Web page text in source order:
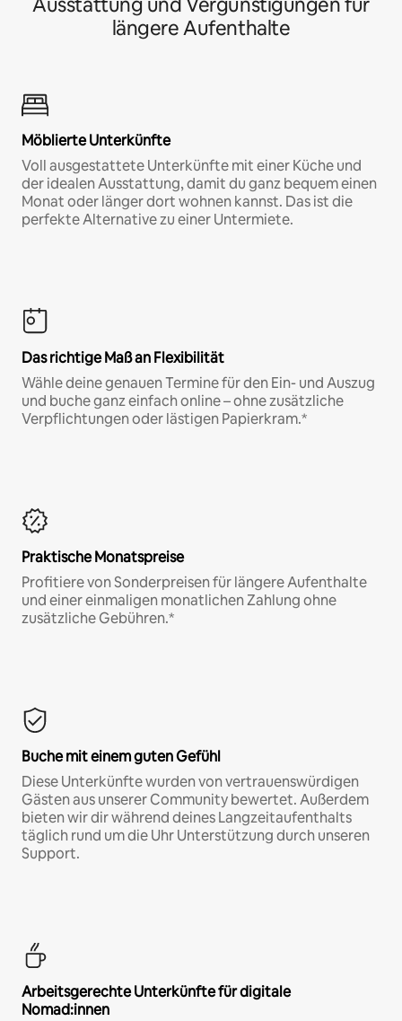
längere Aufenthalte
Möblierte Unterkünfte
Voll ausgestattete Unterkünfte mit einer Küche und
der idealen Ausstattung, damit du ganz bequem einen
Monat oder länger dort wohnen kannst. Das ist die
perfekte Alternative zu einer Untermiete.
Das richtige Maß an Flexibilität
Wähle deine genauen Termine für den Ein- und Auszug
und buche ganz einfach online – ohne zusätzliche
Verpflichtungen oder lästigen Papierkram.*
Praktische Monatspreise
Profitiere von Sonderpreisen für längere Aufenthalte
und einer einmaligen monatlichen Zahlung ohne
zusätzliche Gebühren.*
Buche mit einem guten Gefühl
Diese Unterkünfte wurden von vertrauenswürdigen
Gästen aus unserer Community bewertet. Außerdem
bieten wir dir während deines Langzeitaufenthalts
täglich rund um die Uhr Unterstützung durch unseren
Support.
Arbeitsgerechte Unterkünfte für digitale
Nomad:innen